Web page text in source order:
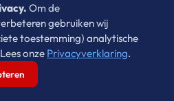
★★★★★
Om de
gebruiken wij
toestemming) analytische
onze Privacyverklaring.